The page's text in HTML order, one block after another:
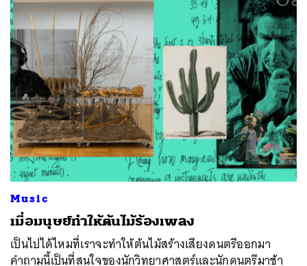
Music
เมื่อมนุษย์ทำให้ต้นไม้ร้องเพลง
เป็นไปได้ไหมที่เราจะทำให้ต้นไม้สร้างเสียงดนตรีออกมา
คำถามนี้เป็นที่สนใจของนักวิทยาศาสตร์และนักดนตรีมาช้า